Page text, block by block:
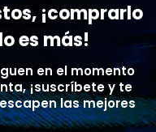
¡comprarlo
es más!
en el momento
¡suscríbete y te
las mejores